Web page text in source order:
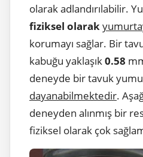
olarak adlandırılabilir.
fiziksel olarak
korumayı sağlar. Bir
kabuğu yaklaşık0.58
deneyde bir tavuk
dayanabilmektedir.
deneyden alınmış bir
fiziksel olarak çok